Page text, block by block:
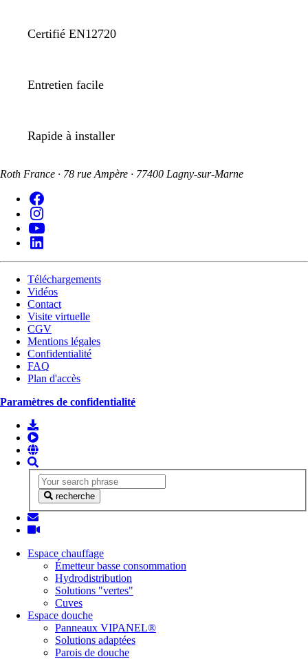
Certifié EN12720
Entretien facile
Rapide à installer
Roth France · 78 rue Ampère · 77400 Lagny-sur-Marne
Téléchargements
Vidéos
Contact
Visite virtuelle
CGV
Mentions légales
Confidentialité
FAQ
Plan d'accès
Paramètres de confidentialité
recherche
Espace chauffage
Émetteur basse consommation
Hydrodistribution
Solutions "vertes"
Cuves
Espace douche
Panneaux VIPANEL®
Solutions adaptées
Parois de douche